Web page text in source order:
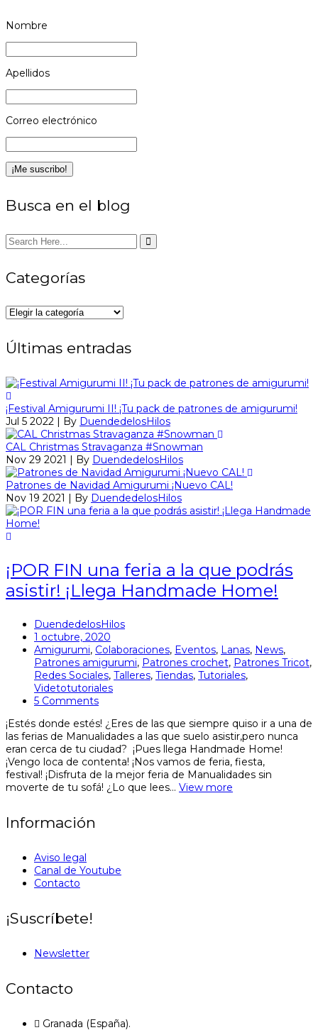
Nombre
Apellidos
Correo electrónico
Busca en el blog
Categorías
Categorías
Últimas entradas
¡Festival Amigurumi II! ¡Tu pack de patrones de amigurumi!
Jul 5 2022 | By DuendedelosHilos
CAL Christmas Stravaganza #Snowman
Nov 29 2021 | By DuendedelosHilos
Patrones de Navidad Amigurumi ¡Nuevo CAL!
Nov 19 2021 | By DuendedelosHilos
¡POR FIN una feria a la que podrás
asistir! ¡Llega Handmade Home!
DuendedelosHilos
1 octubre, 2020
Amigurumi, Colaboraciones, Eventos, Lanas, News,
Patrones amigurumi, Patrones crochet, Patrones Tricot,
Redes Sociales, Talleres, Tiendas, Tutoriales,
Videtotutoriales
5 Comments
¡Estés donde estés! ¿Eres de las que siempre quiso ir a una de
las ferias de Manualidades a las que suelo asistir,pero nunca
eran cerca de tu ciudad? ¡Pues llega Handmade Home!
¡Vengo loca de contenta! ¡Nos vamos de feria, fiesta,
festival! ¡Disfruta de la mejor feria de Manualidades sin
moverte de tu sofá! ¿Lo que lees… View more
Información
Aviso legal
Canal de Youtube
Contacto
¡Suscríbete!
Newsletter
Contacto
Granada (España).